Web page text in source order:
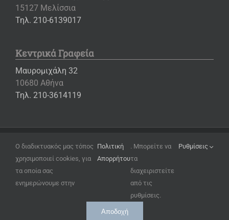
15127 Μελίσσια
Τηλ. 210-6139017
Κεντρικά Γραφεία
Μαυρομιχάλη 32
10680 Αθήνα
Τηλ. 210-3614119
Όροι Χρήσης
Πολιτική Απορρήτου
Ρυθμίσεις Cookies
Ο διαδικτυακός μας τόπος
χρησιμοποιεί cookies, για
τα οποία σας
ενημερώνουμε στην
Πολιτική
Απορρήτου
. Μπορείτε να
τα
διαχειριστείτε
από τις
ρυθμίσεις.
Ρυθμίσεις
Αποδοχή